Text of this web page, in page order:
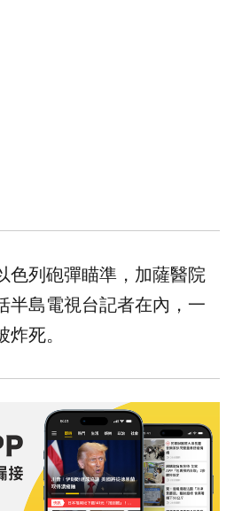
色列砲彈瞄準，加薩醫院
半島電視台記者在內，一
死。